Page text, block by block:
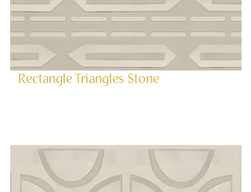
Rectangle Triangles Stone